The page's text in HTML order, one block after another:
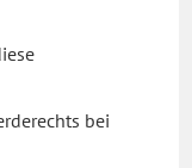
bei